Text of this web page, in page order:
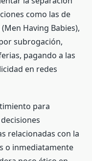
como las de
Having Babies),
subrogación,
pagando a las
en redes
para
relacionadas con la
o inmediatamente